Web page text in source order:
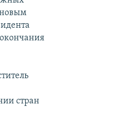
новым
стран